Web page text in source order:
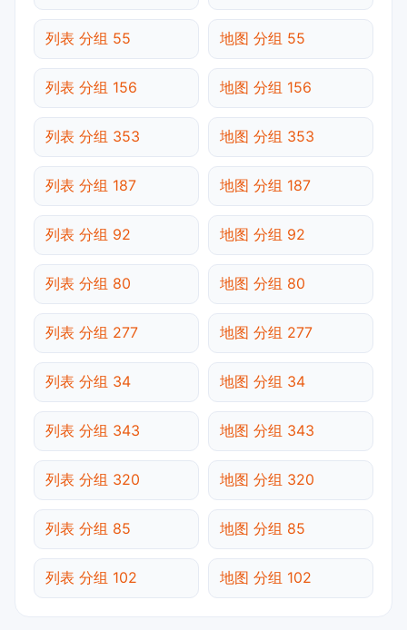
列表 分组 55 地图 分组 55
列表 分组 156 地图 分组 156
列表 分组 353 地图 分组 353
列表 分组 187 地图 分组 187
列表 分组 92 地图 分组 92
列表 分组 80 地图 分组 80
列表 分组 277 地图 分组 277
列表 分组 34 地图 分组 34
列表 分组 343 地图 分组 343
列表 分组 320 地图 分组 320
列表 分组 85 地图 分组 85
列表 分组 102 地图 分组 102